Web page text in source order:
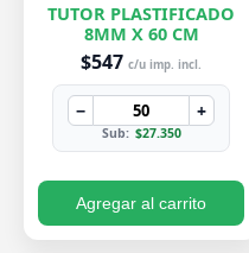
TUTOR PLASTIFICADO
8MM X 60 CM
$547 c/u imp. incl.
− +
Sub: $27.350
Agregar al carrito